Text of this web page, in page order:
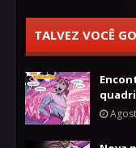
TALVEZ VOCÊ